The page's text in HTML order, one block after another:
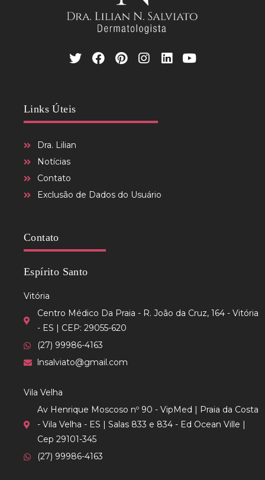
Links Úteis
Dra. Lilian
Notícias
Contato
Exclusão de Dados do Usuário
Contato
Espírito Santo
Vitória
Centro Médico Da Praia - R. João da Cruz, 164 - Vitória
- ES | CEP: 29055-620
(27) 99986-4163
lnsalviato@gmail.com
Vila Velha
Av Henrique Moscoso nº 90 - VipMed | Praia da Costa
- Vila Velha - ES | Salas 833 e 834 - Ed Ocean Ville |
Cep 29101-345
(27) 99986-4163